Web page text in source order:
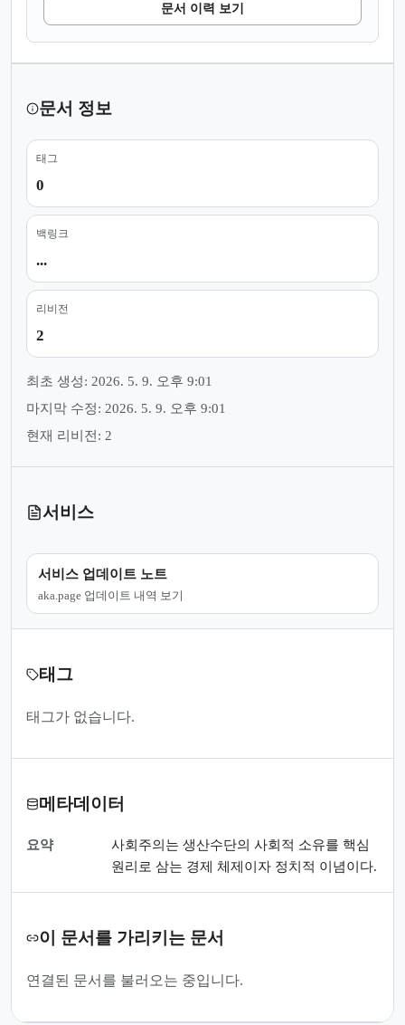
문서 이력 보기
문서 정보
태그
0
백링크
...
리비전
2
최초 생성: 2026. 5. 9. 오후 9:01
마지막 수정: 2026. 5. 9. 오후 9:01
현재 리비전: 2
서비스
서비스 업데이트 노트
aka.page 업데이트 내역 보기
태그
태그가 없습니다.
메타데이터
요약
사회주의는 생산수단의 사회적 소유를 핵심
원리로 삼는 경제 체제이자 정치적 이념이다.
이 문서를 가리키는 문서
연결된 문서를 불러오는 중입니다.